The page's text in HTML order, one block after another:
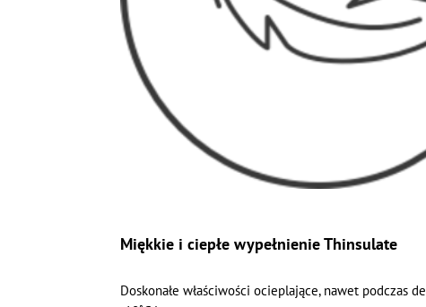
Miękkie i ciepłe wypełnienie Thinsulate
Doskonałe właściwości ocieplające, nawet